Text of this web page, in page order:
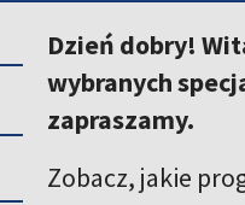
Dzień dobry!
wybranych
zapraszamy.
Zobacz, jakie